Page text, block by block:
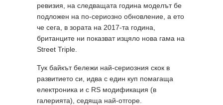
ревизия, на следващата година моделът бе
подложен на по-сериозно обновление, а ето
че сега, в зората на 2017-та година,
британците ни показват изцяло нова гама на
Street Triple.
Тук байкът бележи най-сериозния скок в
развитието си, идва с един куп помагаща
електроника и с RS модификация (в
галерията), седяща най-отгоре.